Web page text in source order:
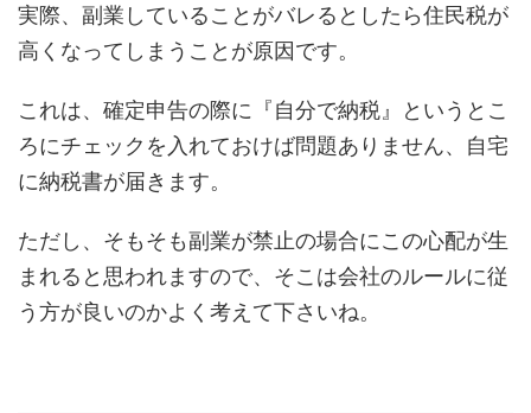
実際、副業していることがバレるとしたら住民税が
高くなってしまうことが原因です。
これは、確定申告の際に『自分で納税』というとこ
ろにチェックを入れておけば問題ありません、自宅
に納税書が届きます。
ただし、そもそも副業が禁止の場合にこの心配が生
まれると思われますので、そこは会社のルールに従
う方が良いのかよく考えて下さいね。